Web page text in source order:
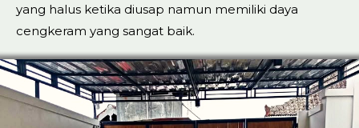
yang halus ketika diusap namun memiliki daya
cengkeram yang sangat baik.